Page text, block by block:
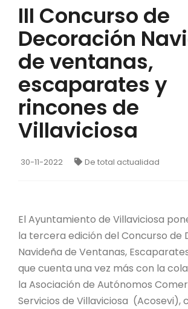
III Concurso de
Decoración
de ventanas,
escaparates y
rincones de
Villaviciosa
30-11-2022 De total actualidad
El Ayuntamiento de Villaviciosa
la tercera edición del Concurso de
Navideña de Ventanas,
que cuenta una vez más con la
la Asociación de Autónomos
Servicios de Villaviciosa (Acosevi),